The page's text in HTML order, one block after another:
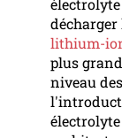
lithium-
plus
niveau